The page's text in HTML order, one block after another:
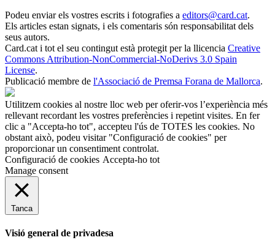
Podeu enviar els vostres escrits i fotografies a editors@card.cat.
Els articles estan signats, i els comentaris són responsabilitat dels
seus autors.
Card.cat i tot el seu contingut està protegit per la llicencia Creative
Commons Attribution-NonCommercial-NoDerivs 3.0 Spain
License.
Publicació membre de l'Associació de Premsa Forana de Mallorca.
Utilitzem cookies al nostre lloc web per oferir-vos l’experiència més
rellevant recordant les vostres preferències i repetint visites. En fer
clic a "Accepta-ho tot", accepteu l'ús de TOTES les cookies. No
obstant això, podeu visitar "Configuració de cookies" per
proporcionar un consentiment controlat.
Configuració de cookies Accepta-ho tot
Manage consent
Tanca
Visió general de privadesa